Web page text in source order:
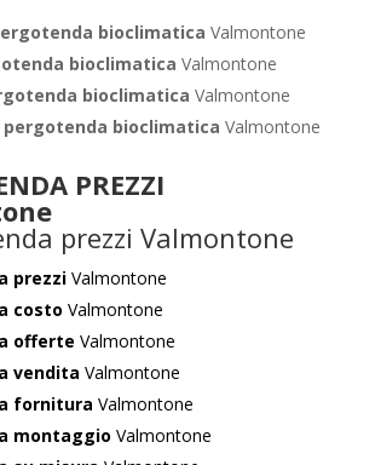
bioclimatica Valmontone
bioclimatica Valmontone
bioclimatica Valmontone
pergotenda bioclimatica Valmontone
PREZZI
prezziValmontone
costo Valmontone
offerte Valmontone
vendita Valmontone
fornitura Valmontone
montaggio Valmontone